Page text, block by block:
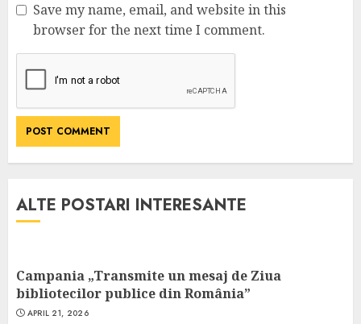
Save my name, email, and website in this
browser for the next time I comment.
ALTE POSTARI INTERESANTE
Campania „Transmite un mesaj de Ziua
bibliotecilor publice din România”
APRIL 21, 2026